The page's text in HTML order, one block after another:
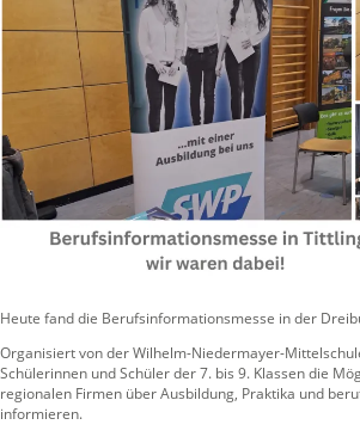
Heute fand die Berufsinformationsmesse in der
Organisiert von der Wilhelm-Niedermayer-
Schülerinnen und Schüler der 7. bis 9. Klassen die
regionalen Firmen über Ausbildung, Praktika und
informieren.